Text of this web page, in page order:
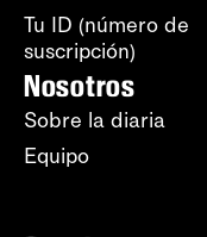
Tu ID (número de
suscripción)
Nosotros
Sobre la diaria
Equipo